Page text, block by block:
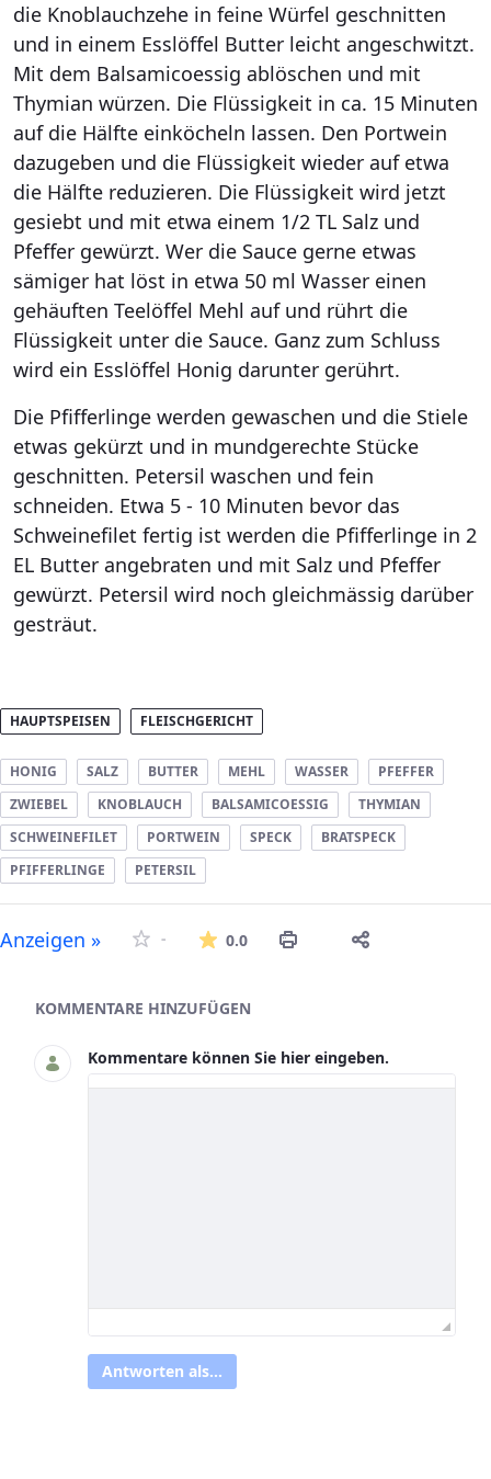
die Knoblauchzehe in feine Würfel geschnitten
und in einem Esslöffel Butter leicht angeschwitzt.
Mit dem Balsamicoessig ablöschen und mit
Thymian würzen. Die Flüssigkeit in ca. 15 Minuten
auf die Hälfte einköcheln lassen. Den Portwein
dazugeben und die Flüssigkeit wieder auf etwa
die Hälfte reduzieren. Die Flüssigkeit wird jetzt
gesiebt und mit etwa einem 1/2 TL Salz und
Pfeffer gewürzt. Wer die Sauce gerne etwas
sämiger hat löst in etwa 50 ml Wasser einen
gehäuften Teelöffel Mehl auf und rührt die
Flüssigkeit unter die Sauce. Ganz zum Schluss
wird ein Esslöffel Honig darunter gerührt.
Die Pfifferlinge werden gewaschen und die Stiele
etwas gekürzt und in mundgerechte Stücke
geschnitten. Petersil waschen und fein
schneiden. Etwa 5 - 10 Minuten bevor das
Schweinefilet fertig ist werden die Pfifferlinge in 2
EL Butter angebraten und mit Salz und Pfeffer
gewürzt. Petersil wird noch gleichmässig darüber
gesträut.
HAUPTSPEISEN FLEISCHGERICHT
HONIG SALZ BUTTER MEHL WASSER
PFEFFER
ZWIEBEL
KNOBLAUCH BALSAMICOESSIG
THYMIAN
SCHWEINEFILET
PORTWEIN SPECK
BRATSPECK
PFIFFERLINGE
PETERSIL
Anzeigen » - 0.0Die durchschnittliche
Asset-Herausgeber
KOMMENTARE HINZUFÜGEN
Kommentare können Sie hier eingeben.
Antworten als...